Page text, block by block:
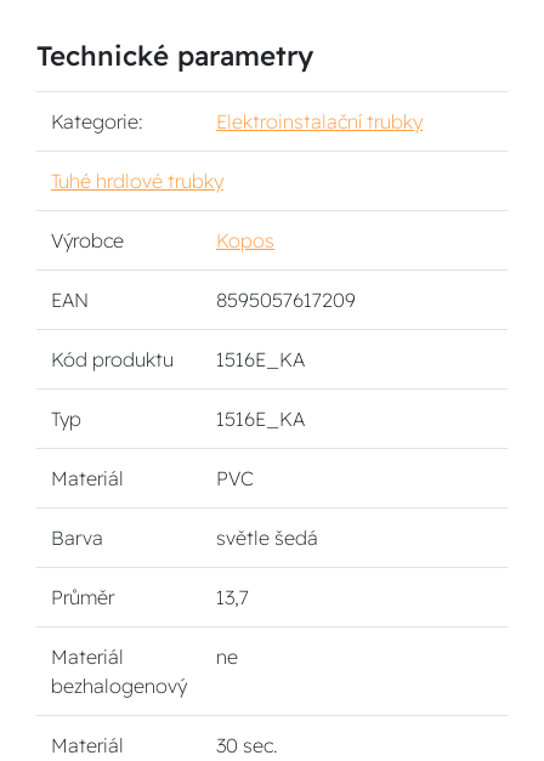
Technické parametry
Kategorie: Elektroinstalační trubky
Tuhé hrdlové trubky
Výrobce Kopos
EAN 8595057617209
Kód produktu 1516E_KA
Typ 1516E_KA
Materiál PVC
Barva světle šedá
Průměr 13,7
Materiál
bezhalogenový
ne
Materiál
30 sec.